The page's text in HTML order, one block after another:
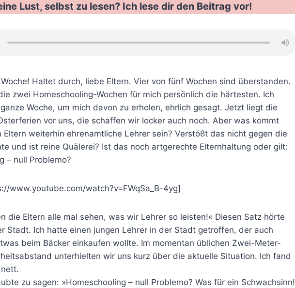
Lust, selbst zu lesen? Ich lese dir den Beitrag vor!
Haltet durch, liebe Eltern. Vier von fünf Wochen sind überstanden.
zwei Homeschooling-Wochen für mich persönlich die härtesten. Ich
Woche, um mich davon zu erholen, ehrlich gesagt. Jetzt liegt die
vor uns, die schaffen wir locker auch noch. Aber was kommt
Eltern weiterhin ehrenamtliche Lehrer sein? Verstößt das nicht gegen die
und ist reine Quälerei? Ist das noch artgerechte Elternhaltung oder gilt:
– null Problemo?
www.youtube.com/watch?v=FWqSa_B-4yg]
die Eltern alle mal sehen, was wir Lehrer so leisten!« Diesen Satz hörte
Stadt. Ich hatte einen jungen Lehrer in der Stadt getroffen, der auch
beim Bäcker einkaufen wollte. Im momentan üblichen Zwei-Meter-
unterhielten wir uns kurz über die aktuelle Situation. Ich fand
zu sagen: »Homeschooling – null Problemo? Was für ein Schwachsinn!